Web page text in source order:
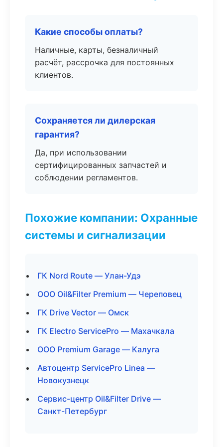
Какие способы оплаты?
Наличные, карты, безналичный
расчёт, рассрочка для постоянных
клиентов.
Сохраняется ли дилерская
гарантия?
Да, при использовании
сертифицированных запчастей и
соблюдении регламентов.
Похожие компании: Охранные
системы и сигнализации
ГК Nord Route — Улан-Удэ
ООО Oil&Filter Premium — Череповец
ГК Drive Vector — Омск
ГК Electro ServicePro — Махачкала
ООО Premium Garage — Калуга
Автоцентр ServicePro Linea —
Новокузнецк
Сервис-центр Oil&Filter Drive —
Санкт-Петербург